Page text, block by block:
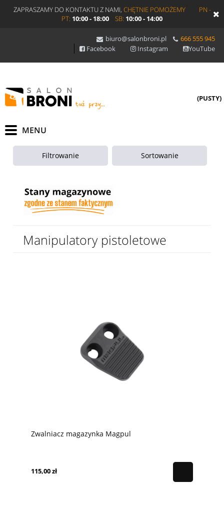
ZAPRASZAMY DO KONTAKTU Z NAMI, CHĘTNIE POMOŻEMY
PN -
PT: 10:00 - 18:00 SB: 10:00 - 14:00
biuro@salonbroni.pl
666 555 945
Facebook
Instagram YouTube
(PUSTY)
Filtrowanie Sortowanie
Manipulatory pistoletowe
Zwalniacz magazynka Magpul
115,00 zł